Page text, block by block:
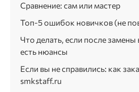
Сравнение: сам или мастер
Топ-5 ошибок новичков (не
Что делать, если после замены
есть нюансы
Если вы не справились: как
smkstaff.ru